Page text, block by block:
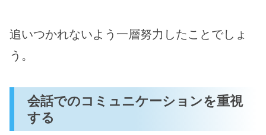
追いつかれないよう一層努力したことでしょ
う。
会話でのコミュニケーションを重視
する